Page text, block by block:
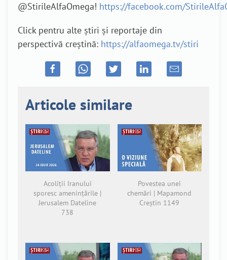
@StirileAlfaOmega! https://facebook.com/
Click pentru alte știri și reportaje din
perspectivă creștină: https://alfaomega.tv/stiri
Articole similare
Acoliții Iranului
sporesc amenințările |
Jerusalem Dateline
738
Povestea unei
chemări | Mapamond
Creștin 1149